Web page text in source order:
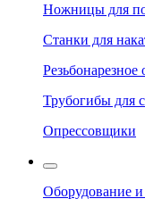
Ножницы для
Станки для
Резьбонарезное
Трубогибы для
Опрессовщики
Оборудование и